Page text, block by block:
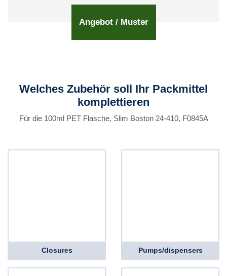
Angebot / Muster
Welches Zubehör soll Ihr Packmittel
komplettieren
Für die 100ml PET Flasche, Slim Boston 24-410, F0845A
Closures Pumps/dispensers